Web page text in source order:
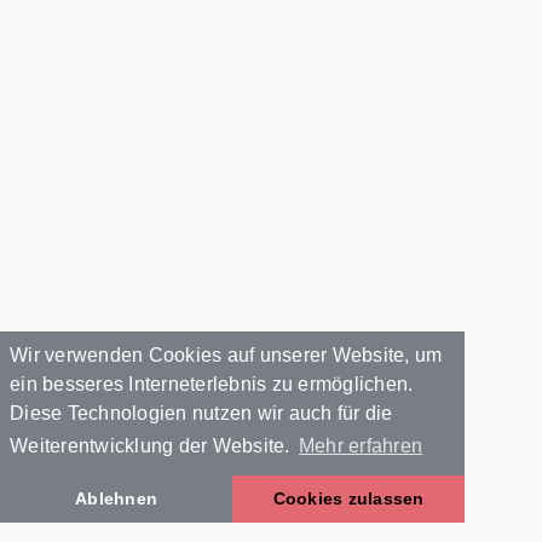
Wir verwenden Cookies auf unserer Website, um
ein besseres Interneterlebnis zu ermöglichen.
Diese Technologien nutzen wir auch für die
Weiterentwicklung der Website.
Mehr erfahren
Ablehnen Cookies zulassen